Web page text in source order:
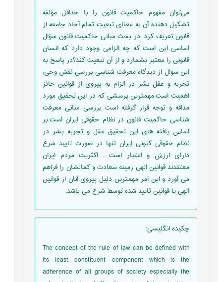
می‌توان مفهوم حاکمیت قانون را با حداقل مؤلفه
تشکیل دهنده آن به معنای تبعیت تمام آحاد جامعه از
قانون تعریف کرد. در بحث مبانی حاکمیت قانون سؤال
اساسی این است که چه الزامی وجود دارد که انسان
قانونی را معتبر بشمارد و از آن تبعیت کند؟در پاسخ به
این سوال از دیدگاه معرفت شناسی بررسی نقش وحی،
تجربه و عقل بشر در الزام به پیروی از قوانین حائز
اهمیت است.مهمترین پرسشی که در این تحقیق مورد
مداقه و توجه قرار گرفته است بررسی مبانی معرفت
شناسی حاکمیت قانون در نظام حقوقی ایران است.بر
اساس یافته های این تحقیق عقل و تجربه بشر در
نظام حقوقی کنونی ایران تنها در صورت تایید شرع
دارای ارزش و اعتبار است . اکثریت مردم ایران
معتقدند قوانین الهی زمینه سعادت و کمالشان را فراهم
می آورد و این امر مهمترین دلیل پیروی آنان از قوانین
الهی یا قوانین تایید شده توسط شرع می باشد.
چکیده انگلیسی:
The concept of the rule of law can be defined with
its least constituent component which is the
adherence of all groups of society especially the